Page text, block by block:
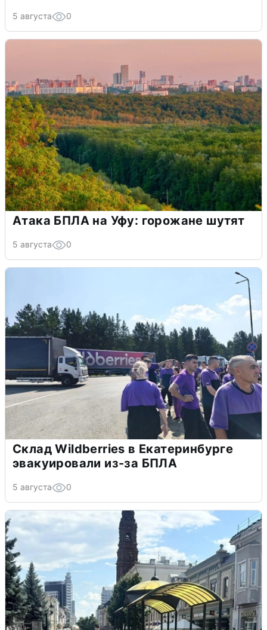
5 августа 0
Атака БПЛА на Уфу: горожане шутят
5 августа 0
Склад Wildberries в Екатеринбурге
эвакуировали из-за БПЛА
5 августа 0